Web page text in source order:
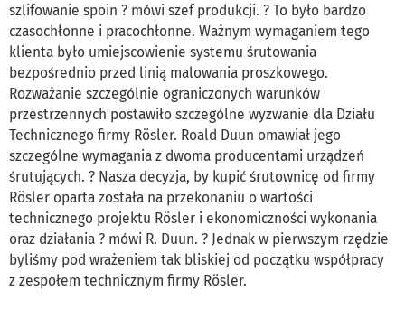
szlifowanie spoin ? mówi szef produkcji. ? To było bardzo
czasochłonne i pracochłonne. Ważnym wymaganiem tego
klienta było umiejscowienie systemu śrutowania
bezpośrednio przed linią malowania proszkowego.
Rozważanie szczególnie ograniczonych warunków
przestrzennych postawiło szczególne wyzwanie dla Działu
Technicznego firmy Rösler. Roald Duun omawiał jego
szczególne wymagania z dwoma producentami urządzeń
śrutujących. ? Nasza decyzja, by kupić śrutownicę od firmy
Rösler oparta została na przekonaniu o wartości
technicznego projektu Rösler i ekonomiczności wykonania
oraz działania ? mówi R. Duun. ? Jednak w pierwszym rzędzie
byliśmy pod wrażeniem tak bliskiej od początku współpracy
z zespołem technicznym firmy Rösler.